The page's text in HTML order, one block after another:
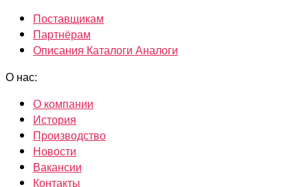
Поставщикам
Партнёрам
Описания Каталоги Аналоги
О нас:
О компании
История
Производство
Новости
Вакансии
Контакты